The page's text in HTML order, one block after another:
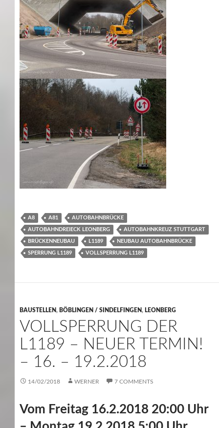
A8 A81 AUTOBAHNBRÜCKE
AUTOBAHNDREIECK LEONBERG AUTOBAHNKREUZ STUTTGART
BRÜCKENNEUBAU L1189 NEUBAU AUTOBAHNBRÜCKE
SPERRUNG L1189 VOLLSPERRUNG L1189
BAUSTELLEN, BÖBLINGEN / SINDELFINGEN, LEONBERG
VOLLSPERRUNG DER
L1189 – NEUER TERMIN!
– 16. – 19.2.2018
14/02/2018 WERNER 7 COMMENTS
Vom Freitag 16.2.2018 20:00 Uhr